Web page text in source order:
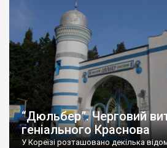
“Дюльбер”. Черговий
геніального Краснова
У Кореїзі розташовано декілька